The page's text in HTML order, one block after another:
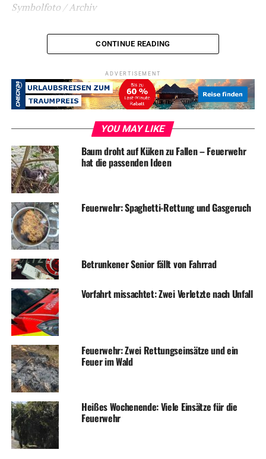
Symbolfoto / Archiv
ADVERTISEMENT
RELATED TOPICS: BLAULICHT FEUERWEHR NEWS
Feuerwehr zweimal im Nachteinsatz: Notfälle hinter
verschlossenen Türen
DON'T MISS
Polizei warnt: „Klemmbrett-Betrügerinnen“ sind wieder da!
CONTINUE READING
ADVERTISEMENT
YOU MAY LIKE
Baum droht auf Küken zu Fallen – Feuerwehr
hat die passenden Ideen
Feuerwehr: Spaghetti-Rettung und Gasgeruch
Betrunkener Senior fällt von Fahrrad
Vorfahrt missachtet: Zwei Verletzte nach Unfall
Feuerwehr: Zwei Rettungseinsätze und ein
Feuer im Wald
Heißes Wochenende: Viele Einsätze für die
Feuerwehr